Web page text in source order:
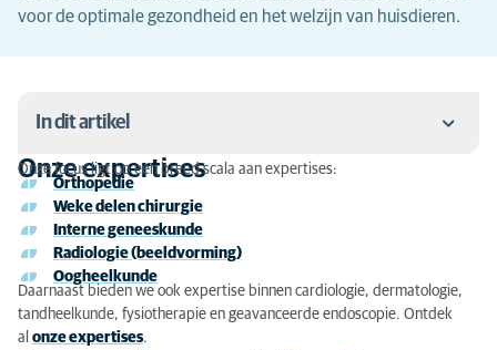
voor de optimale gezondheid en het welzijn van huisdieren.
In dit artikel
Onze expertises
Doorverwijzen naar AniCura De Molenhoek
Cases
Onze nieuwsbrief
Onze expertises
Onze focus ligt op een breed scala aan expertises:
Orthopedie
Weke delen chirurgie
Interne geneeskunde
Radiologie (beeldvorming)
Oogheelkunde
Daarnaast bieden we ook expertise binnen cardiologie, dermatologie,
tandheelkunde, fysiotherapie en geavanceerde endoscopie. Ontdek
al onze expertises.